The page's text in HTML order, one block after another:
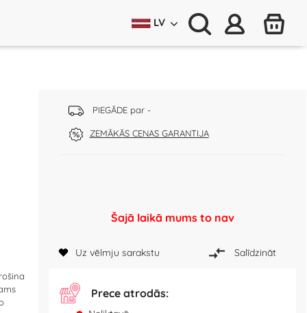
LV
PIEGĀDE par -
ZEMĀKĀS CENAS GARANTIJA
Šajā laikā mums to nav
Uz vēlmju sarakstu Salīdzināt
Prece atrodās: